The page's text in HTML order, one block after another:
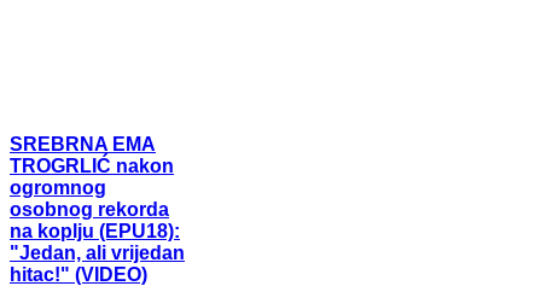
SREBRNA EMA
TROGRLIĆ nakon
ogromnog
osobnog rekorda
na koplju (EPU18):
"Jedan, ali vrijedan
hitac!" (VIDEO)